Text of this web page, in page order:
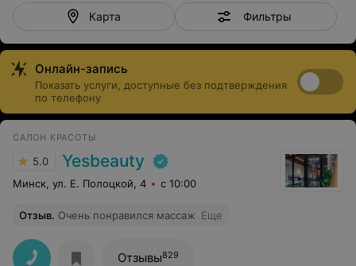
Карта Фильтры
Онлайн-запись
Показать услуги, доступные без подтверждения
по телефону
САЛОН КРАСОТЫ
5.0 Yesbeauty
Минск, ул. Е. Полоцкой, 4 с 10:00
Отзыв. Очень понравился массаж Еще
Отзывы829